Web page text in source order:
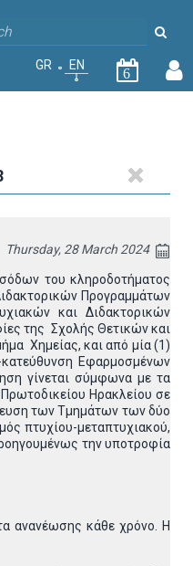
GR EN
6
Thursday, 28 March 2024
του κληροδοτήματος
Προγραμμάτων
και Διδακτορικών
της Σχολής Θετικών και
Χημείας, και από μία (1)
Εφαρμοσμένων
γίνεται σύμφωνα με τα
Ηρακλείου σε
των Τμημάτων των δύο
πτυχίου-μεταπτυχιακού,
την υποτροφία
ανανέωσης κάθε χρόνο. Η